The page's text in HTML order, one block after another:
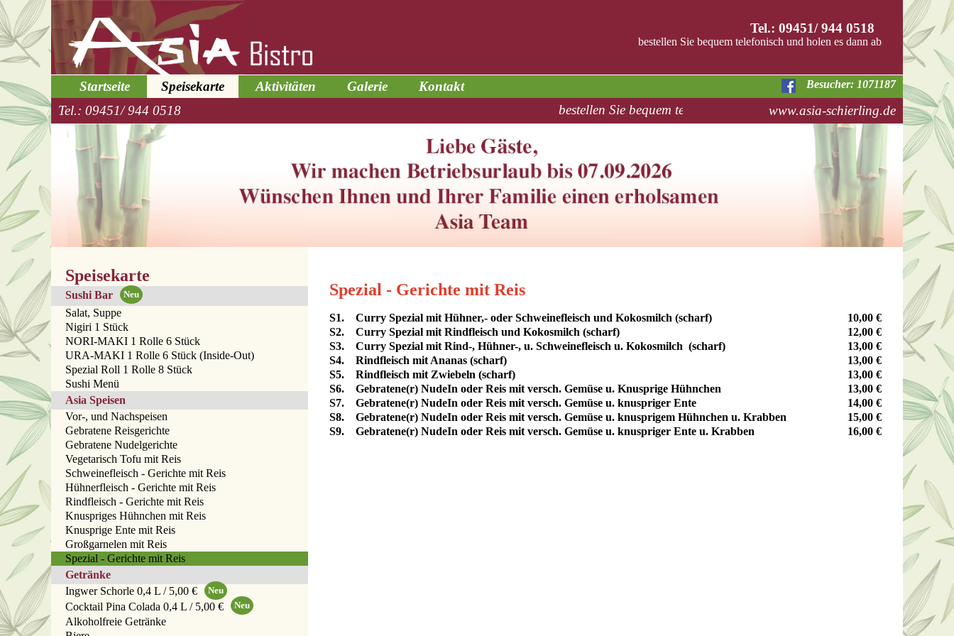
Tel.: 09451/ 944 0518
bestellen Sie bequem telefonisch und holen es dann ab
Startseite Speisekarte Aktivitäten Galerie Kontakt Besucher: 1071187
Tel.: 09451/ 944 0518 bestellen Sie bequem telefonisch und holen es dann ab
www.asia-schierling.de
Speisekarte
Sushi Bar
Salat, Suppe
Nigiri 1 Stück
NORI-MAKI 1 Rolle 6 Stück
URA-MAKI 1 Rolle 6 Stück (Inside-Out)
Spezial Roll 1 Rolle 8 Stück
Sushi Menü
Asia Speisen
Vor-, und Nachspeisen
Gebratene Reisgerichte
Gebratene Nudelgerichte
Vegetarisch Tofu mit Reis
Schweinefleisch - Gerichte mit Reis
Hühnerfleisch - Gerichte mit Reis
Rindfleisch - Gerichte mit Reis
Knuspriges Hühnchen mit Reis
Knusprige Ente mit Reis
Großgarnelen mit Reis
Spezial - Gerichte mit Reis
Getränke
Ingwer Schorle 0,4 L / 5,00 €
Cocktail Pina Colada 0,4 L / 5,00 €
Alkoholfreie Getränke
Spezial - Gerichte mit Reis
S1. Curry Spezial mit Hühner,- oder Schweinefleisch und Kokosmilch (scharf)
10,00 €
S2. Curry Spezial mit Rindfleisch und Kokosmilch (scharf)
12,00 €
S3. Curry Spezial mit Rind-, Hühner-, u. Schweinefleisch u. Kokosmilch (scharf)
13,00 €
S4. Rindfleisch mit Ananas (scharf)
13,00 €
S5. Rindfleisch mit Zwiebeln (scharf)
13,00 €
S6. Gebratene(r) NudeIn oder Reis mit versch. Gemüse u. Knusprige Hühnchen
13,00 €
S7. Gebratene(r) NudeIn oder Reis mit versch. Gemüse u. knuspriger Ente
14,00 €
S8. Gebratene(r) NudeIn oder Reis mit versch. Gemüse u. knusprigem Hühnchen u. Krabben
15,00 €
S9. Gebratene(r) NudeIn oder Reis mit versch. Gemüse u. knuspriger Ente u. Krabben
16,00 €